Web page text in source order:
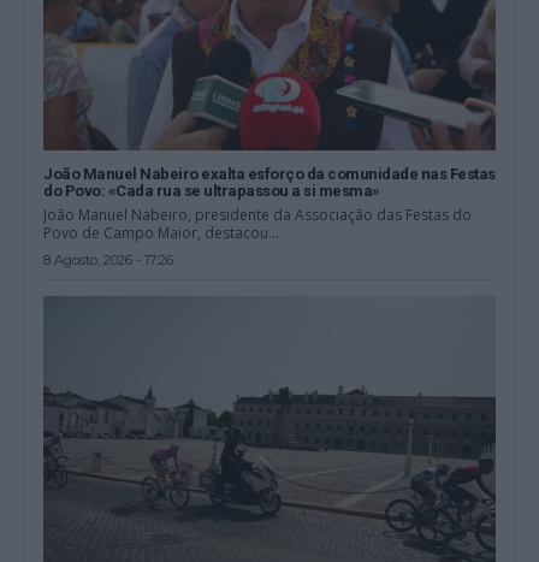
João Manuel Nabeiro exalta esforço da comunidade nas Festas
do Povo: «Cada rua se ultrapassou a si mesma»
João Manuel Nabeiro, presidente da Associação das Festas do
Povo de Campo Maior, destacou...
8 Agosto, 2026 - 17:26